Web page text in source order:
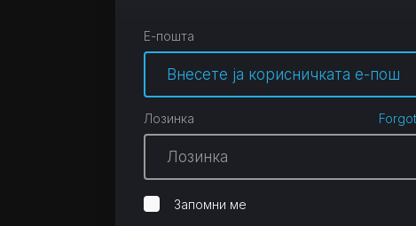
Е-пошта
Лозинка
Запомни ме